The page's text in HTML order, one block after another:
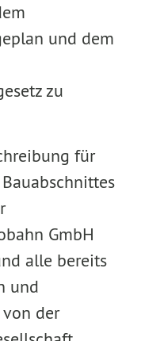
und dem
zu
für
GmbH
alle bereits
und
der